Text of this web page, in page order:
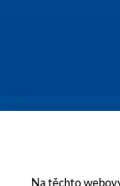
Toto jsou
zapsané v OR
Na těchto